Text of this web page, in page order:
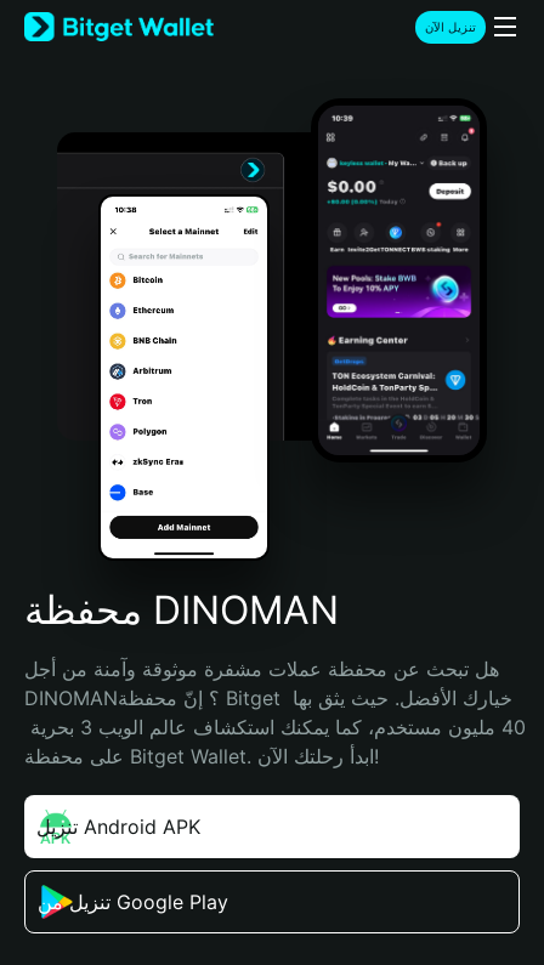
English
日本語
Türkçe
Português (Portugal)
Bahasa Indonesia
Português (Brasil)
Español (Argentina)
تنزيل الآن
محفظة DINOMAN
هل تبحث عن محفظة عملات مشفرة موثوقة وآمنة من أجل
DINOMAN؟ إنّ محفظة Bitget خيارك الأفضل. حيث يثق بها
على محفظة Bitget Wallet. ابدأ رحلتك الآن!
تنزيل Android APK
تنزيل من Google Play